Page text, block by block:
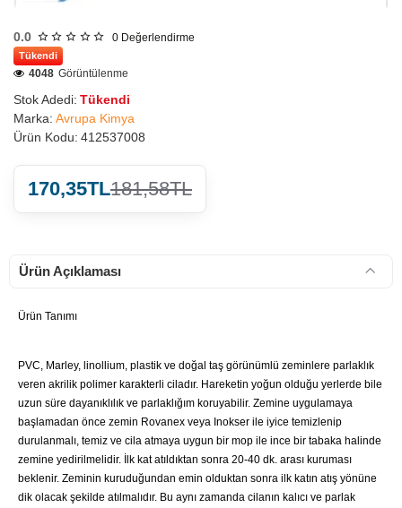
0.0 0 Değerlendirme
Tükendi
Stok Adedi: Tükendi
Marka: Avrupa Kimya
Ürün Kodu: 412537008
4048 Görüntülenme
170,35TL181,58TL
Ürün Açıklaması
Ürün Tanımı
PVC, Marley, linollium, plastik ve doğal taş görünümlü zeminlere parlaklık
veren akrilik polimer karakterli ciladır. Hareketin yoğun olduğu yerlerde bile
uzun süre dayanıklılık ve parlaklığım koruyabilir. Zemine uygulamaya
başlamadan önce zemin Rovanex veya Inokser ile iyice temizlenip
durulanmalı, temiz ve cila atmaya uygun bir mop ile ince bir tabaka halinde
zemine yedirilmelidir. İlk kat atıldıktan sonra 20-40 dk. arası kuruması
beklenir. Zeminin kuruduğundan emin olduktan sonra ilk katın atış yönüne
dik olacak şekilde atılmalıdır. Bu aynı zamanda cilanın kalıcı ve parlak